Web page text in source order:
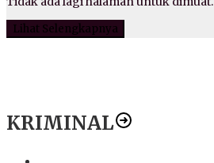
Lihat Selengkapnya
KRIMINAL